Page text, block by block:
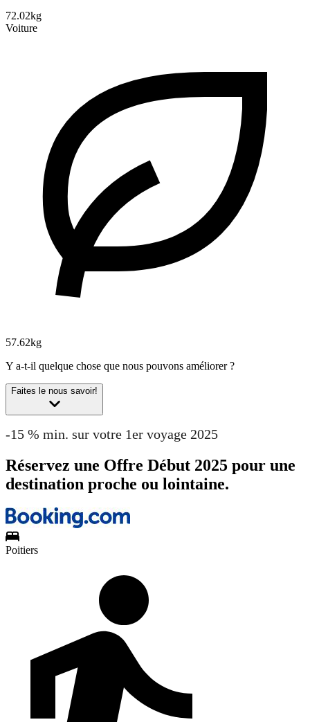
72.02kg
Voiture
57.62kg
Y a-t-il quelque chose que nous pouvons améliorer ?
Faites le nous savoir!
-15 % min. sur votre 1er voyage 2025
Réservez une Offre Début 2025 pour une
destination proche ou lointaine.
Poitiers